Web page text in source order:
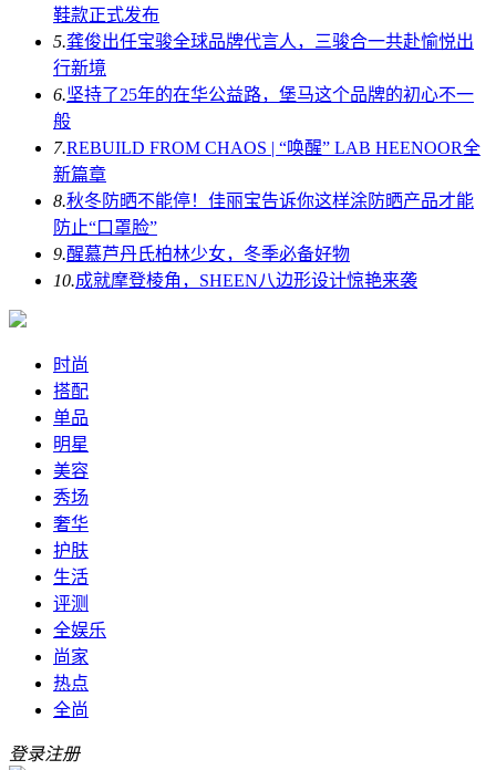
鞋款正式发布
5.龚俊出任宝骏全球品牌代言人，三骏合一共赴愉悦出
行新境
6.坚持了25年的在华公益路，堡马这个品牌的初心不一
般
7.REBUILD FROM CHAOS | “唤醒” LAB HEENOOR全
新篇章
8.秋冬防晒不能停！佳丽宝告诉你这样涂防晒产品才能
防止“口罩脸”
9.醒慕芦丹氏柏林少女，冬季必备好物
10.成就摩登棱角，SHEEN八边形设计惊艳来袭
时尚
搭配
单品
明星
美容
秀场
奢华
护肤
生活
评测
全娱乐
尚家
热点
全尚
登录注册